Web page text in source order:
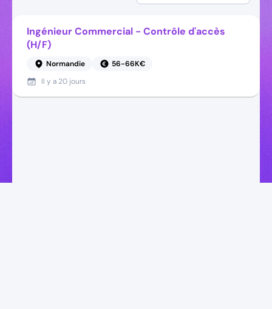
Ingénieur Commercial - Contrôle d'accès
(H/F)
Normandie
56-66K€
Il y a 20 jours